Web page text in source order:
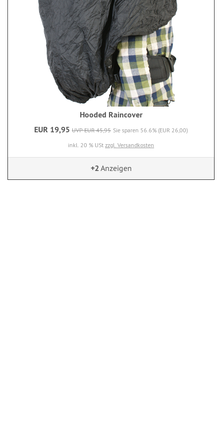
Hooded Raincover
EUR 19,95 UVP EUR 45,95 Sie sparen 56.6% (EUR 26,00)
inkl. 20 % USt zzgl. Versandkosten
+2 Anzeigen